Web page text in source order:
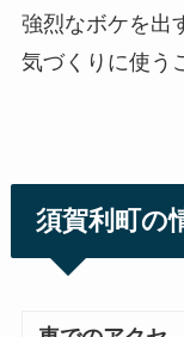
強烈なボケを出
気づくりに使う
須賀利町の